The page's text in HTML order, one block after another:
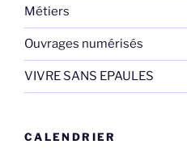
Métiers
Ouvrages numérisés
VIVRE SANS EPAULES
CALENDRIER